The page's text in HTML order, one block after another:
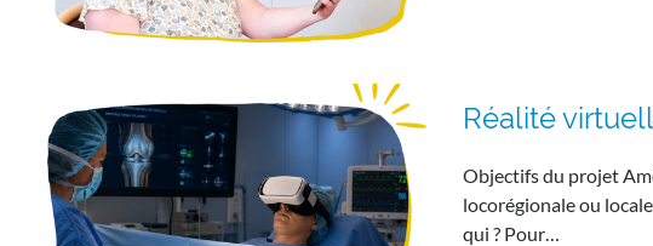
Réalité
Objectifs du projet
locorégionale ou
qui ? Pour…